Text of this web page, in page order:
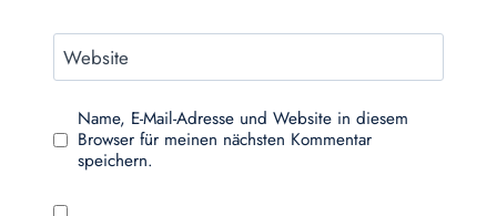
Website
Name, E-Mail-Adresse und Website in diesem
Browser für meinen nächsten Kommentar
speichern.